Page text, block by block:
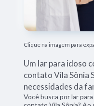
Clique na imagem para
Um lar para idoso
contato Vila Sônia
necessidades da
Você busca por lar